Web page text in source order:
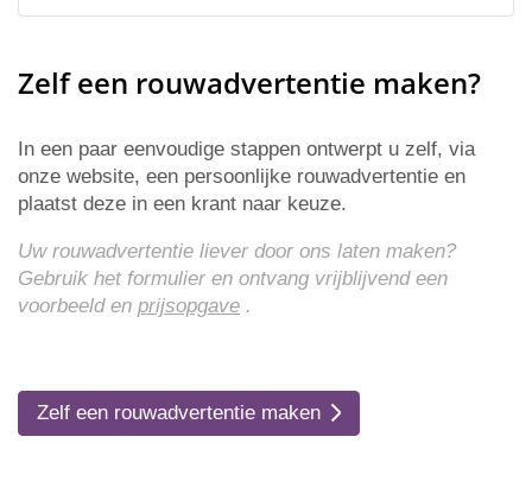
Zelf een rouwadvertentie maken?
In een paar eenvoudige stappen ontwerpt u zelf, via
onze website, een persoonlijke rouwadvertentie en
plaatst deze in een krant naar keuze.
Uw rouwadvertentie liever door ons laten maken?
Gebruik het formulier en ontvang vrijblijvend een
voorbeeld en prijsopgave .
Zelf een rouwadvertentie maken